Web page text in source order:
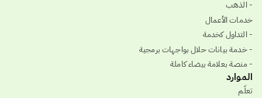
- الذهب
خدمات الأعمال
- التداول كخدمة
- خدمة بيانات حلال بواجهات برمجية
- منصة بعلامة بيضاء كاملة
الموارد
تعلّم